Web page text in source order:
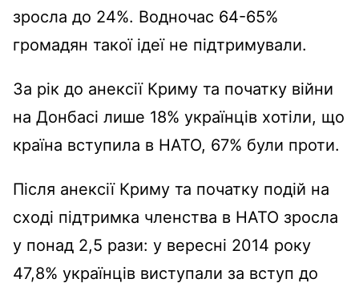
зросла до 24%. Водночас 64-65%
громадян такої ідеї не підтримували.
За рік до анексії Криму та початку війни
на Донбасі лише 18% українців хотіли, що
країна вступила в НАТО, 67% були проти.
Після анексії Криму та початку подій на
сході підтримка членства в НАТО зросла
у понад 2,5 рази: у вересні 2014 року
47,8% українців виступали за вступ до